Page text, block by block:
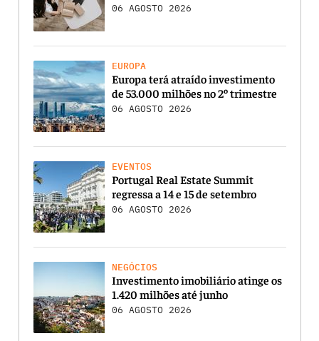
06 AGOSTO 2026
EUROPA
Europa terá atraído investimento
de 53.000 milhões no 2º trimestre
06 AGOSTO 2026
EVENTOS
Portugal Real Estate Summit
regressa a 14 e 15 de setembro
06 AGOSTO 2026
NEGÓCIOS
Investimento imobiliário atinge os
1.420 milhões até junho
06 AGOSTO 2026